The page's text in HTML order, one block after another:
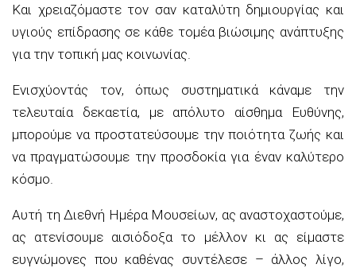
Και χρειαζόμαστε τον σαν καταλύτη δημιουργίας και
υγιούς επίδρασης σε κάθε τομέα βιώσιμης ανάπτυξης
για την τοπική μας κοινωνίας.
Ενισχύοντάς τον, όπως συστηματικά κάναμε την
τελευταία δεκαετία, με απόλυτο αίσθημα Ευθύνης,
μπορούμε να προστατεύσουμε την ποιότητα ζωής και
να πραγματώσουμε την προσδοκία για έναν καλύτερο
κόσμο.
Αυτή τη Διεθνή Ημέρα Μουσείων, ας αναστοχαστούμε,
ας ατενίσουμε αισιόδοξα το μέλλον κι ας είμαστε
ευγνώμονες που καθένας συντέλεσε – άλλος λίγο,